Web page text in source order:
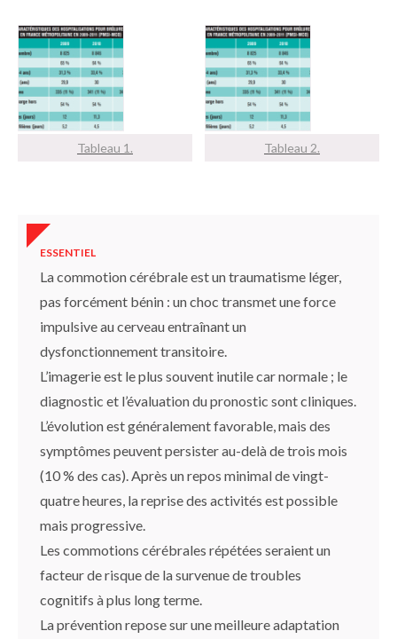
Tableau 1. Tableau 2.
ESSENTIEL
La commotion cérébrale est un traumatisme léger,
pas forcément bénin : un choc transmet une force
impulsive au cerveau entraînant un
dysfonctionnement transitoire.
L’imagerie est le plus souvent inutile car normale ; le
diagnostic et l’évaluation du pronostic sont cliniques.
L’évolution est généralement favorable, mais des
symptômes peuvent persister au-delà de trois mois
(10 % des cas). Après un repos minimal de vingt-
quatre heures, la reprise des activités est possible
mais progressive.
Les commotions cérébrales répétées seraient un
facteur de risque de la survenue de troubles
cognitifs à plus long terme.
La prévention repose sur une meilleure adaptation